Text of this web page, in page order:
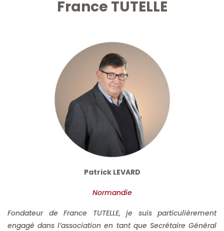
France TUTELLE
Patrick LEVARD
Normandie
Fondateur de France TUTELLE, je suis particulièrement
engagé dans l’association en tant que Secrétaire Général